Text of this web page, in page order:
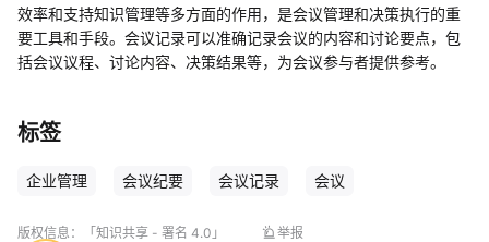
效率和支持知识管理等多方面的作用，是会议管理和决策执行的重
要工具和手段。会议记录可以准确记录会议的内容和讨论要点，包
括会议议程、讨论内容、决策结果等，为会议参与者提供参考。
标签
企业管理 会议纪要 会议记录 会议
版权信息： 「知识共享 - 署名 4.0」 举报